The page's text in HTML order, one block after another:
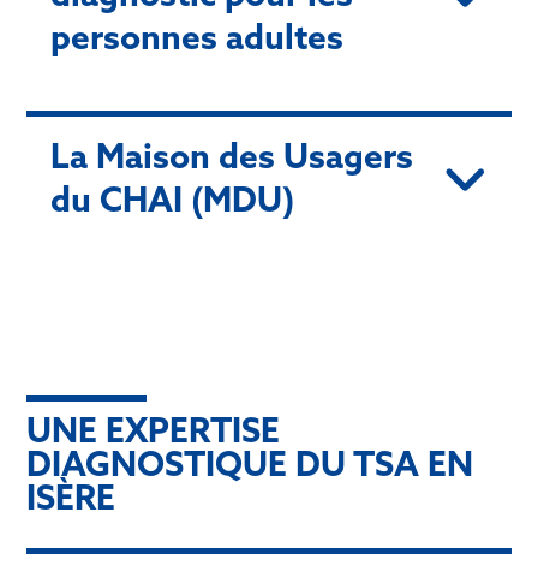
personnes adultes
La Maison des Usagers
du CHAI (MDU)
UNE EXPERTISE
DIAGNOSTIQUE DU TSA EN
ISÈRE